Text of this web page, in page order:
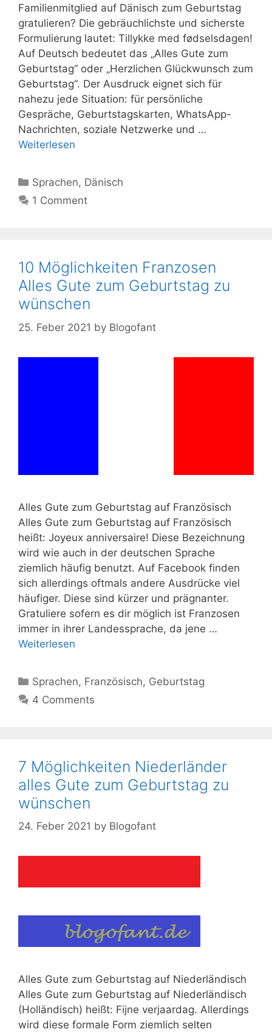
Familienmitglied auf Dänisch zum Geburtstag
gratulieren? Die gebräuchlichste und sicherste
Formulierung lautet: Tillykke med fødselsdagen!
Auf Deutsch bedeutet das „Alles Gute zum
Geburtstag“ oder „Herzlichen Glückwunsch zum
Geburtstag“. Der Ausdruck eignet sich für
nahezu jede Situation: für persönliche
Gespräche, Geburtstagskarten, WhatsApp-
Nachrichten, soziale Netzwerke und …
Weiterlesen
Kategorien
Sprachen, Dänisch
1 Comment
10 Möglichkeiten Franzosen
Alles Gute zum Geburtstag zu
wünschen
25. Feber 2021 by Blogofant
Alles Gute zum Geburtstag auf Französisch
Alles Gute zum Geburtstag auf Französisch
heißt: Joyeux anniversaire! Diese Bezeichnung
wird wie auch in der deutschen Sprache
ziemlich häufig benutzt. Auf Facebook finden
sich allerdings oftmals andere Ausdrücke viel
häufiger. Diese sind kürzer und prägnanter.
Gratuliere sofern es dir möglich ist Franzosen
immer in ihrer Landessprache, da jene …
Weiterlesen
Kategorien
Sprachen, Französisch, Geburtstag
4 Comments
7 Möglichkeiten Niederländer
alles Gute zum Geburtstag zu
wünschen
24. Feber 2021 by Blogofant
Alles Gute zum Geburtstag auf Niederländisch
Alles Gute zum Geburtstag auf Niederländisch
(Holländisch) heißt: Fijne verjaardag. Allerdings
wird diese formale Form ziemlich selten